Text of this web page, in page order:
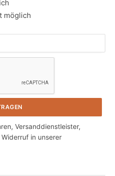
möglich
Versanddienstleister,
in unserer